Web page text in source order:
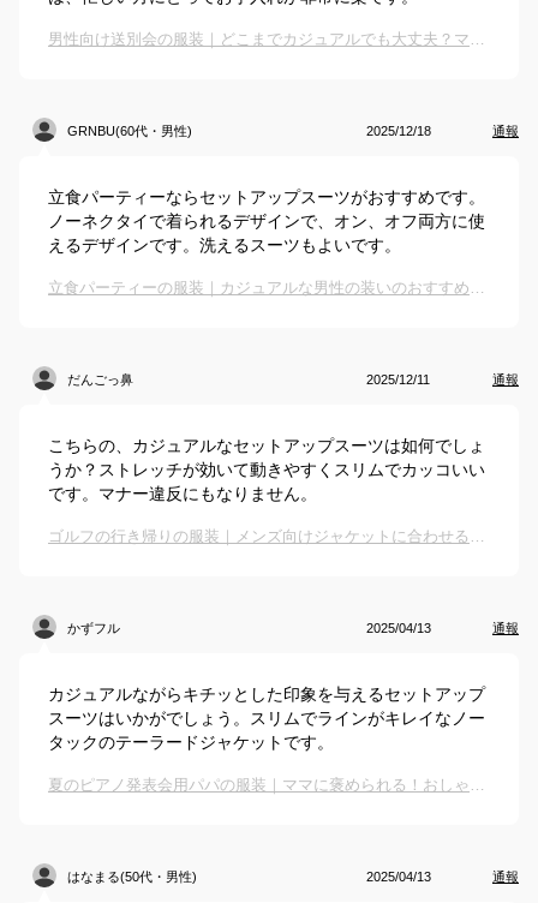
男性向け送別会の服装｜どこまでカジュアルでも大丈夫？マナーにあった服装を教えて！
GRNBU(60代・男性) 2025/12/18 通報
立食パーティーならセットアップスーツがおすすめです。
ノーネクタイで着られるデザインで、オン、オフ両方に使
えるデザインです。洗えるスーツもよいです。
立食パーティーの服装｜カジュアルな男性の装いのおすすめは？
だんごっ鼻 2025/12/11 通報
こちらの、カジュアルなセットアップスーツは如何でしょ
うか？ストレッチが効いて動きやすくスリムでカッコいい
です。マナー違反にもなりません。
ゴルフの行き帰りの服装｜メンズ向けジャケットに合わせるおしゃれな服のおすすめは？
かずフル 2025/04/13 通報
カジュアルながらキチッとした印象を与えるセットアップ
スーツはいかがでしょう。スリムでラインがキレイなノー
タックのテーラードジャケットです。
夏のピアノ発表会用パパの服装｜ママに褒められる！おしゃれなセットアップなどのおすすめは？
はなまる(50代・男性) 2025/04/13 通報